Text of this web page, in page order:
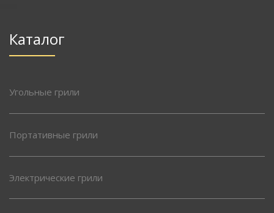
Каталог
Угольные грили
Портативные грили
Электрические грили